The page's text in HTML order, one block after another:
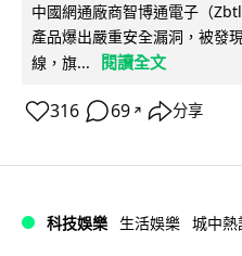
中國網通廠商智博通電子（
產品爆出嚴重安全漏洞，被發
線，旗...
閱讀全文
316 69 ↗ 分享
科技娛樂 生活娛樂 城中熱